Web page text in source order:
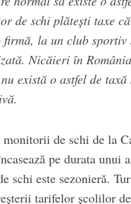
de schi plătești taxe
la un club sportiv
Nicăieri în
există o astfel de
monitorii de schi de la
pe durata unui
schi este sezonieră.
tarifelor școlilor